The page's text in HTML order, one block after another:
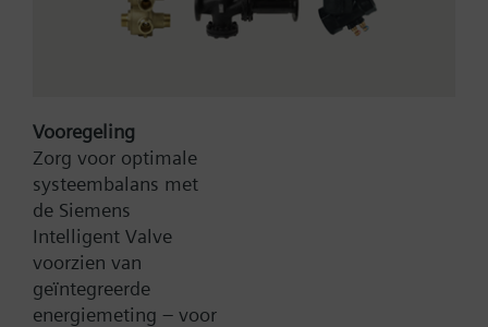
Type:
Artikel-Nr.:
Vooregeling
Zorg voor optimale
systeembalans met
de Siemens
Intelligent Valve
voorzien van
geïntegreerde
energiemeting – voor